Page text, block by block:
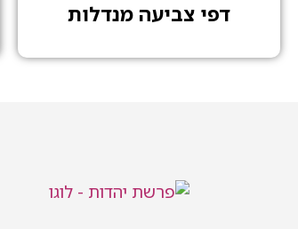
דפי צביעה מנדלות